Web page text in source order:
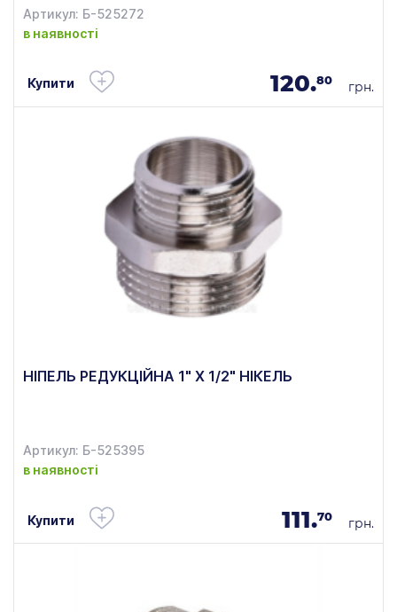
Артикул: Б-525272
в наявності
Купити 120.80 грн.
НІПЕЛЬ РЕДУКЦІЙНА 1" Х 1/2" НІКЕЛЬ
Артикул: Б-525395
в наявності
Купити 111.70 грн.